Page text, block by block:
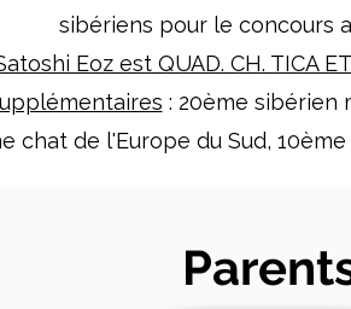
sibériens pour le concours
Eoz est QUAD. CH. TICA
: 20ème sibérien
chat de l'Europe du Sud,